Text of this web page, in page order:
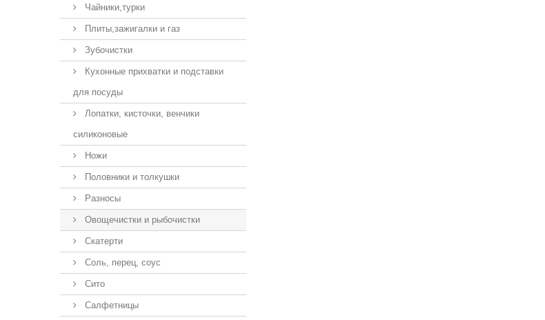
Чайники,турки
Плиты,зажигалки и газ
Зубочистки
Кухонные прихватки и подставки
для посуды
Лопатки, кисточки, венчики
силиконовые
Ножи
Половники и толкушки
Разносы
Овощечистки и рыбочистки
Скатерти
Соль, перец, соус
Сито
Салфетницы